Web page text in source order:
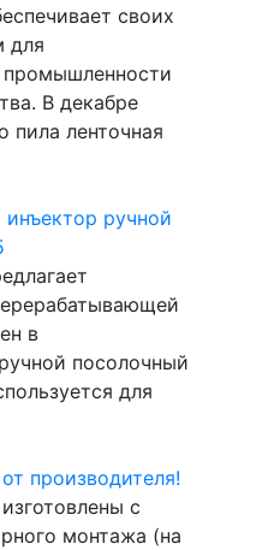
своих
для
В декабре
пила ленточная
ручной
в
посолочный
для
производителя!
с
монтажа (на